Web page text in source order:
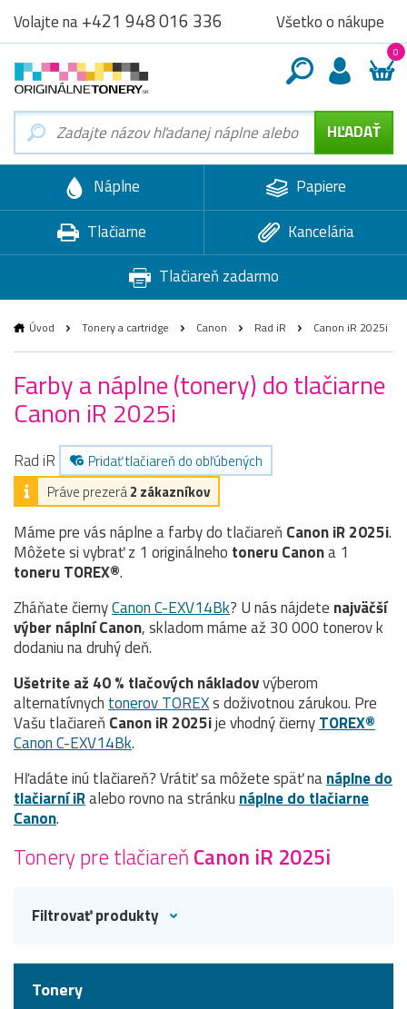
Volajte na+421 948 016 336 Všetko o nákupe
0
Náplne
Papiere
Tlačiarne
Kancelária
Tlačiareň zadarmo
Úvod Tonery a cartridge Canon Rad iR Canon iR 2025i
Farby a náplne (tonery) do tlačiarne
Canon iR 2025i
Rad iR
Pridať tlačiareň do obľúbených
Práve prezerá2 zákazníkov
Máme pre vás náplne a farby do tlačiareň Canon iR 2025i.
Môžete si vybrať z 1 originálneho toneruCanona 1
toneru TOREX®.
Zháňate čiernyCanon C-EXV14Bk? U nás nájdete najväčší
výber náplní Canon, skladom máme až 30 000 tonerov k
dodaniu na druhý deň.
Ušetrite až 40 % tlačových nákladovvýberom
alternatívnychtonerov TOREXs doživotnou zárukou. Pre
Vašu tlačiareň Canon iR 2025ije vhodný čiernyTOREX®
Canon C-EXV14Bk.
Hľadáte inú tlačiareň? Vrátiť sa môžete späť nanáplne do
tlačiarní iRalebo rovno na stránkunáplne do tlačiarne
Canon.
Tonery pre tlačiareň Canon iR 2025i
Filtrovať produkty
Tonery